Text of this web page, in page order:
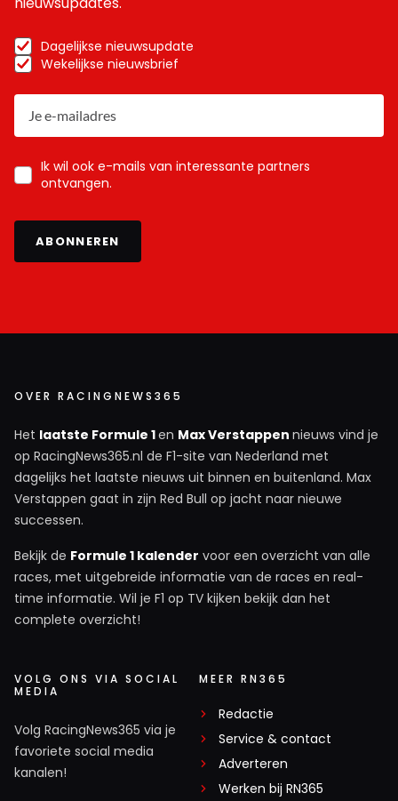
Dagelijkse nieuwsupdate
Wekelijkse nieuwsbrief
Ik wil ook e-mails van interessante partners
ontvangen.
ABONNEREN
OVER RACINGNEWS365
Het laatste Formule 1en Max Verstappen nieuws vind je
op RacingNews365.nl de F1-site van Nederland met
dagelijks het laatste nieuws uit binnen en buitenland. Max
Verstappen gaat in zijn Red Bull op jacht naar nieuwe
successen.
Bekijk de Formule 1 kalender voor een overzicht van alle
races, met uitgebreide informatie van de races en real-
time informatie. Wil je F1 op TV kijken bekijk dan het
complete overzicht!
VOLG ONS VIA SOCIAL
MEDIA
Volg RacingNews365 via je
favoriete social media
kanalen!
MEER RN365
Redactie
Service & contact
Adverteren
Werken bij RN365